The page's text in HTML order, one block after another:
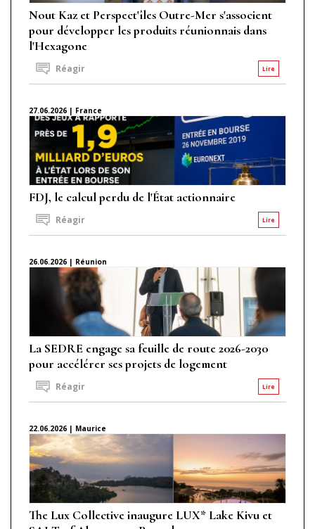
Nout Kaz et Perspect'îles Outre-Mer s'associent
pour développer les produits réunionnais dans
l'Hexagone
Lire
Réagir
27.06.2026 | France
FDJ, le calcul perdu de l'État actionnaire
Lire
Réagir
26.06.2026 | Réunion
La SEDRE engage sa feuille de route 2026-2030
pour accélérer ses projets de logement
Lire
Réagir
22.06.2026 | Maurice
The Lux Collective inaugure LUX* Lake Kivu et